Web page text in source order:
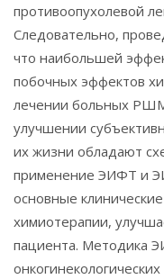
противоопухолевой
Следовательно,
что наибольшей
побочных эффектов
лечении больных
улучшении
их жизни обладают
применение ЭИФТ и
основные
химиотерапии,
пациента. Методика